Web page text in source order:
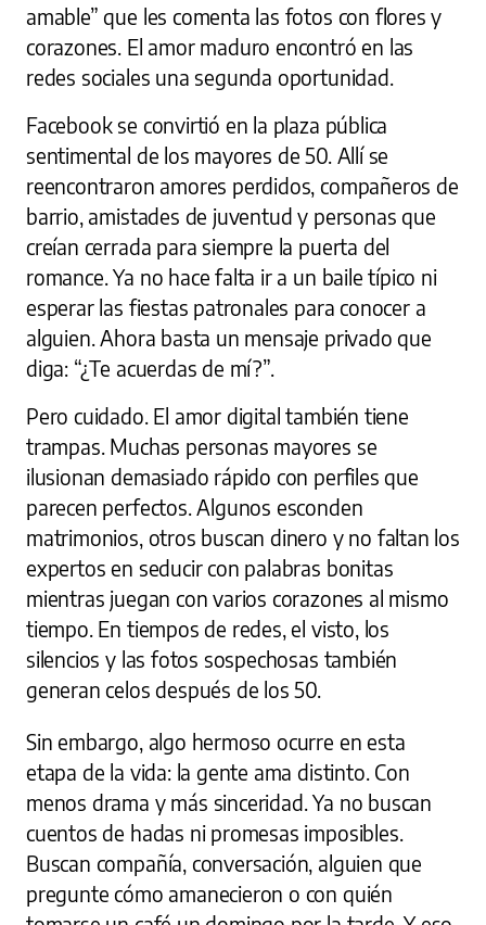
amable” que les comenta las fotos con flores y
corazones. El amor maduro encontró en las
redes sociales una segunda oportunidad.
Facebook se convirtió en la plaza pública
sentimental de los mayores de 50. Allí se
reencontraron amores perdidos, compañeros de
barrio, amistades de juventud y personas que
creían cerrada para siempre la puerta del
romance. Ya no hace falta ir a un baile típico ni
esperar las fiestas patronales para conocer a
alguien. Ahora basta un mensaje privado que
diga: “¿Te acuerdas de mí?”.
Pero cuidado. El amor digital también tiene
trampas. Muchas personas mayores se
ilusionan demasiado rápido con perfiles que
parecen perfectos. Algunos esconden
matrimonios, otros buscan dinero y no faltan los
expertos en seducir con palabras bonitas
mientras juegan con varios corazones al mismo
tiempo. En tiempos de redes, el visto, los
silencios y las fotos sospechosas también
generan celos después de los 50.
Sin embargo, algo hermoso ocurre en esta
etapa de la vida: la gente ama distinto. Con
menos drama y más sinceridad. Ya no buscan
cuentos de hadas ni promesas imposibles.
Buscan compañía, conversación, alguien que
pregunte cómo amanecieron o con quién